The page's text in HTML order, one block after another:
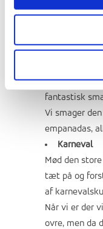
Som
fælles mad
Madkultur
Lav mad
traditioner og
fantastisk
Vi smager
empanadas,
Karneval
Mød den
tæt på og
af
Når vi er der
ovre, men da